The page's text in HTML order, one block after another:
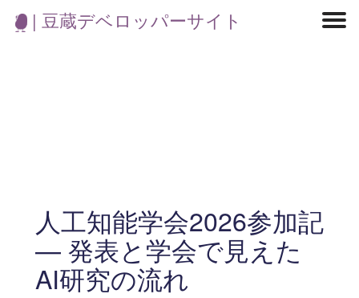
| 豆蔵デベロッパーサイト
人工知能学会2026参加記
— 発表と学会で見えた
AI研究の流れ